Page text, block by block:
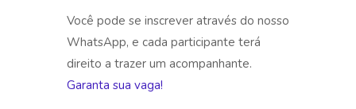
Você pode se inscrever através do nosso
WhatsApp, e cada participante terá
direito a trazer um acompanhante.
Garanta sua vaga!